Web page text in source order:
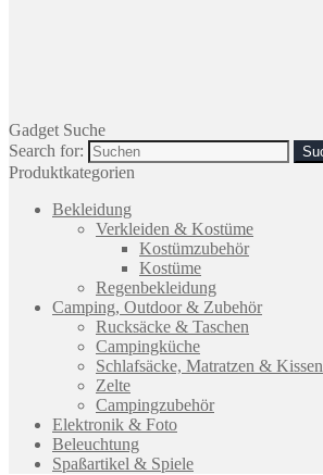
Gadget Suche
Search for:
Produktkategorien
Bekleidung
Verkleiden & Kostüme
Kostümzubehör
Kostüme
Regenbekleidung
Camping, Outdoor & Zubehör
Rucksäcke & Taschen
Campingküche
Schlafsäcke, Matratzen & Kissen
Zelte
Campingzubehör
Elektronik & Foto
Beleuchtung
Spaßartikel & Spiele